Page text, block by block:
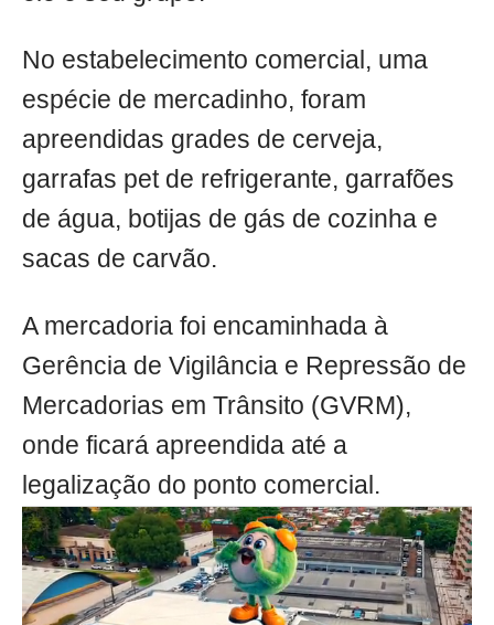
No estabelecimento comercial, uma
espécie de mercadinho, foram
apreendidas grades de cerveja,
garrafas pet de refrigerante, garrafões
de água, botijas de gás de cozinha e
sacas de carvão.
A mercadoria foi encaminhada à
Gerência de Vigilância e Repressão de
Mercadorias em Trânsito (GVRM),
onde ficará apreendida até a
legalização do ponto comercial.